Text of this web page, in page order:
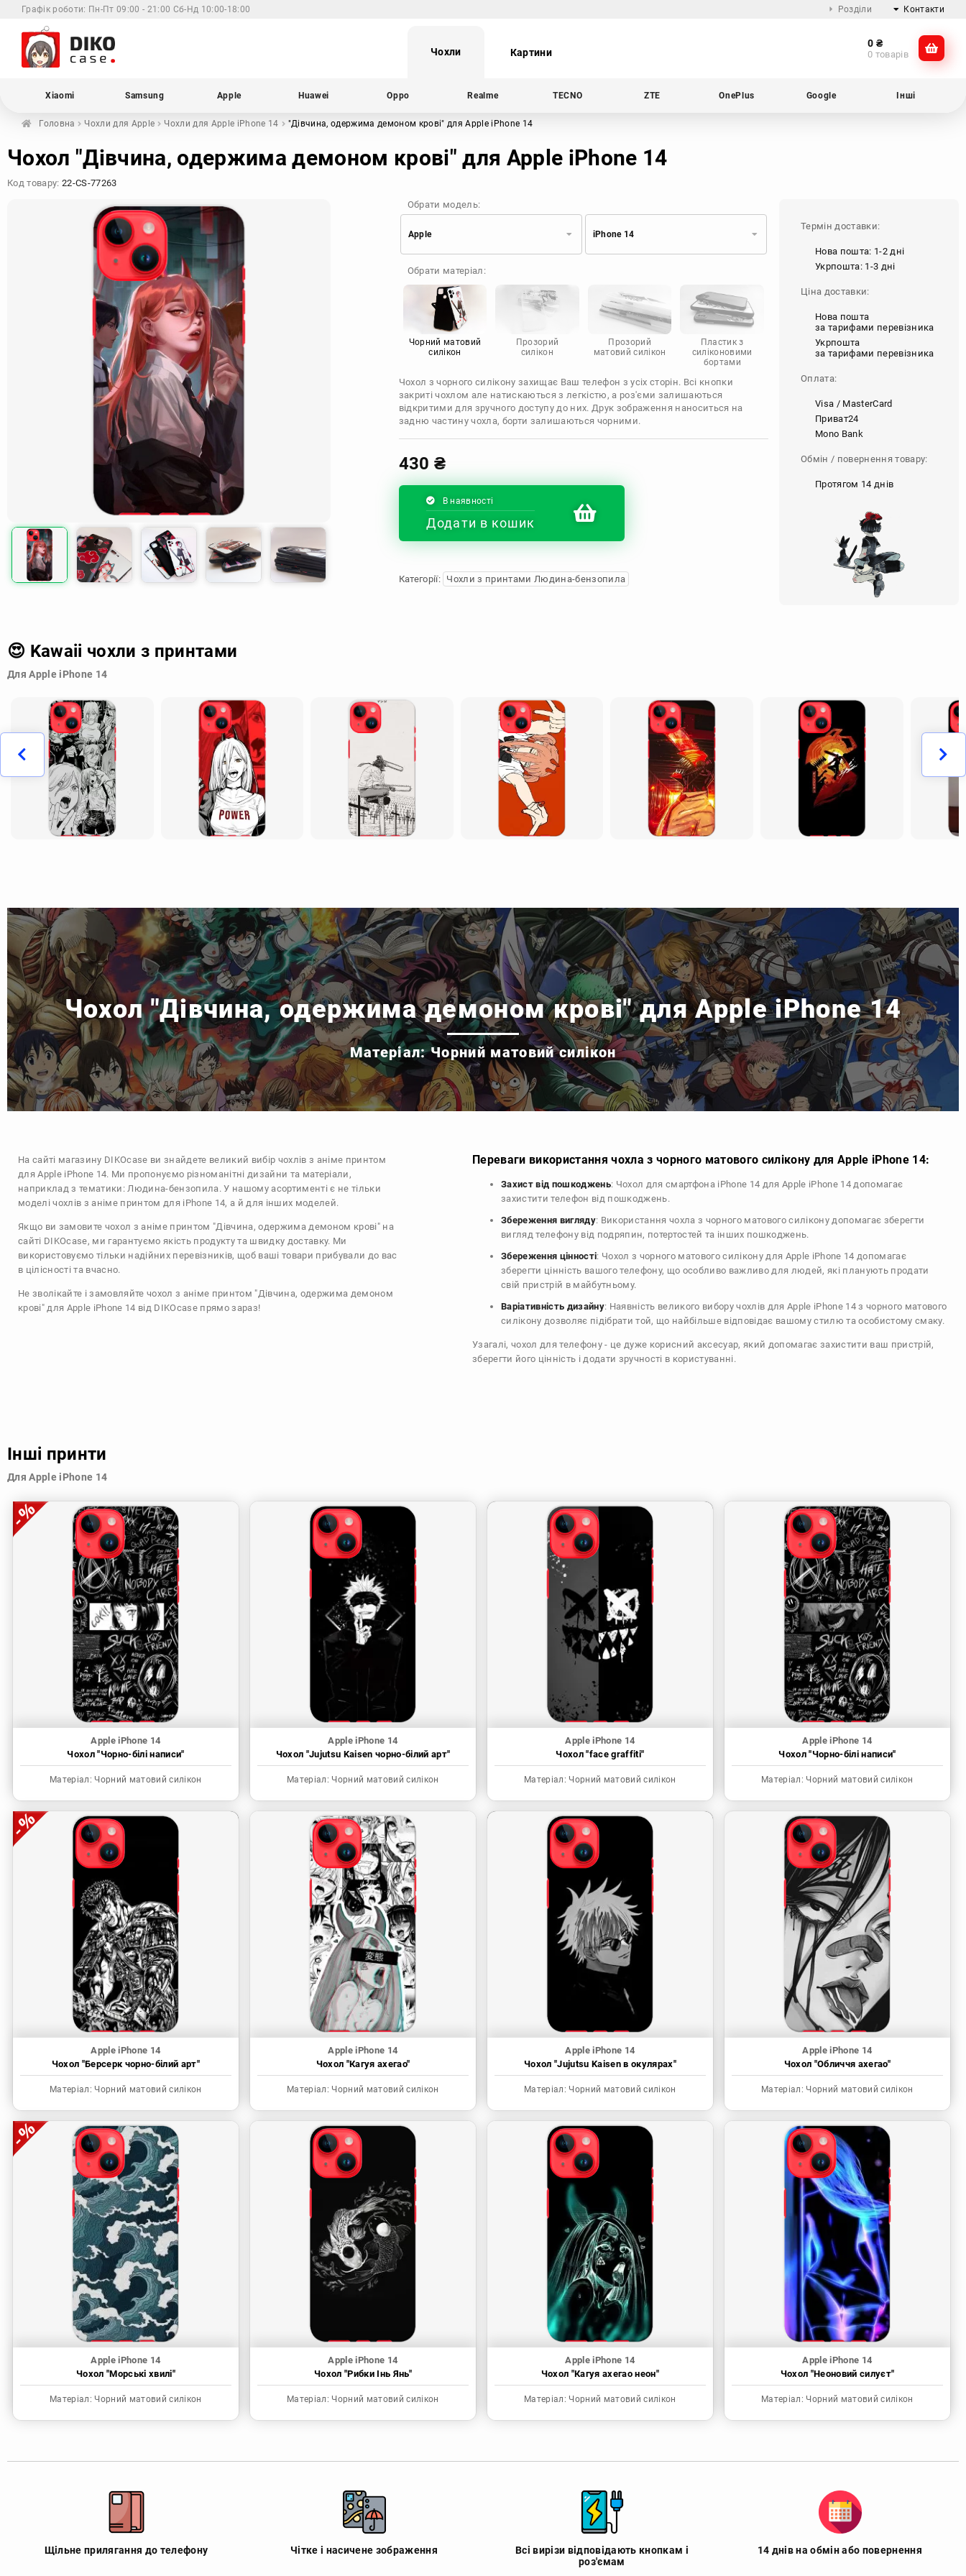
Графік роботи: Пн-Пт 09:00 - 21:00 Сб-Нд 10:00-18:00 Розділи Контакти
@dikocase
Чохли Картини
0 ₴
0 товарів
Xiaomi Samsung Apple Huawei Oppo Realme TECNO ZTE OnePlus Google Інші
Головна Чохли для Apple Чохли для Apple iPhone 14 "Дівчина, одержима демоном крові" для Apple iPhone 14
Чохол "Дівчина, одержима демоном крові" для Apple iPhone 14
Код товару: 22-CS-77263
Обрати модель:
Apple
Samsung
Apple
Oppo
Realme
OnePlus
Google
Doogee
Motorola
iPhone 14
Обрати матеріал:
Чорний матовий
силікон
Прозорий
силікон
Прозорий
матовий силікон
Пластик з
силіконовими
бортами
Чохол з чорного силікону захищає Ваш телефон з усіх сторін. Всі кнопки
закриті чохлом але натискаються з легкістю, а роз'єми залишаються
відкритими для зручного доступу до них. Друк зображення наноситься на
задню частину чохла, борти залишаються чорними.
430 ₴
В наявності
Додати в кошик
Категорії: Чохли з принтами Людина-бензопила
Термін доставки:
Нова пошта: 1-2 дні
Укрпошта: 1-3 дні
Ціна доставки:
Нова пошта
за тарифами перевізника
Укрпошта
за тарифами перевізника
Оплата:
Visa / MasterCard
Приват24
Mono Bank
Обмін / повернення товару:
Протягом 14 днів
😍 Kawaii чохли з принтами
Для Apple iPhone 14
Чохол "Дівчина, одержима демоном крові" для Apple iPhone 14
Матеріал: Чорний матовий силікон
На сайті магазину DIKOcase ви знайдете великий вибір чохлів з аніме принтом
для Apple iPhone 14. Ми пропонуємо різноманітні дизайни та матеріали,
наприклад з тематики:Людина-бензопила. У нашому асортименті є не тільки
моделі чохлів з аніме принтом для iPhone 14, а й для інших моделей.
Якщо ви замовите чохол з аніме принтом "Дівчина, одержима демоном крові" на
сайті DIKOcase, ми гарантуємо якість продукту та швидку доставку. Ми
використовуємо тільки надійних перевізників, щоб ваші товари прибували до вас
в цілісності та вчасно.
Не зволікайте і замовляйте чохол з аніме принтом "Дівчина, одержима демоном
крові" для Apple iPhone 14 від DIKOcase прямо зараз!
Переваги використання чохла з чорного матового силікону для Apple iPhone 14:
Захист від пошкоджень: Чохол для смартфона iPhone 14 для Apple iPhone 14 допомагає
захистити телефон від пошкоджень.
Збереження вигляду: Використання чохла з чорного матового силікону допомагає зберегти
вигляд телефону від подряпин, потертостей та інших пошкоджень.
Збереження цінності: Чохол з чорного матового силікону для Apple iPhone 14 допомагає
зберегти цінність вашого телефону, що особливо важливо для людей, які планують продати
свій пристрій в майбутньому.
Варіативність дизайну: Наявність великого вибору чохлів для Apple iPhone 14 з чорного матового
силікону дозволяє підібрати той, що найбільше відповідає вашому стилю та особистому смаку.
Узагалі, чохол для телефону - це дуже корисний аксесуар, який допомагає захистити ваш пристрій,
зберегти його цінність і додати зручності в користуванні.
Інші принти
Для Apple iPhone 14
Apple iPhone 14
Чохол "Чорно-білі написи"
Матеріал: Чорний матовий силікон
Apple iPhone 14
Чохол "Jujutsu Kaisen чорно-білий арт"
Матеріал: Чорний матовий силікон
Apple iPhone 14
Чохол "face graffiti"
Матеріал: Чорний матовий силікон
Apple iPhone 14
Чохол "Чорно-білі написи"
Матеріал: Чорний матовий силікон
Apple iPhone 14
Чохол "Берсерк чорно-білий арт"
Матеріал: Чорний матовий силікон
Apple iPhone 14
Чохол "Кагуя ахегао"
Матеріал: Чорний матовий силікон
Apple iPhone 14
Чохол "Jujutsu Kaisen в окулярах"
Матеріал: Чорний матовий силікон
Apple iPhone 14
Чохол "Обличчя ахегао"
Матеріал: Чорний матовий силікон
Apple iPhone 14
Чохол "Морські хвилі"
Матеріал: Чорний матовий силікон
Apple iPhone 14
Чохол "Рибки Інь Янь"
Матеріал: Чорний матовий силікон
Apple iPhone 14
Чохол "Кагуя ахегао неон"
Матеріал: Чорний матовий силікон
Apple iPhone 14
Чохол "Неоновий силуєт"
Матеріал: Чорний матовий силікон
Щільне прилягання до телефону Чітке і насичене зображення
Всі вирізи відповідають кнопкам і
роз'ємам
14 днів на обмін або повернення